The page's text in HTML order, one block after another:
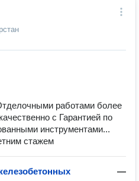
работами более
с Гарантией по
инструментами...
стажем
—